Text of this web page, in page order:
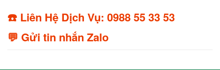
☎️ Liên Hệ Dịch Vụ: 0988 55 33 53
💬 Gửi tin nhắn Zalo